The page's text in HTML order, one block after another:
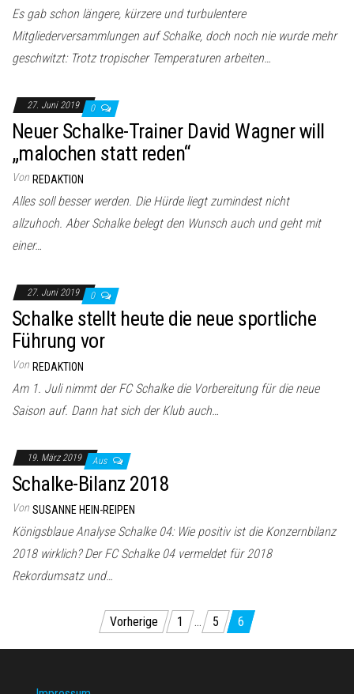
Es gab schon längere, kürzere und turbulentere
Mitgliederversammlungen auf Schalke, doch noch nie wurde mehr
geschwitzt: Trotz tropischer Temperaturen arbeiten…
27. Juni 2019 0
Neuer Schalke-Trainer David Wagner will
„malochen statt reden“
Von REDAKTION
Alles soll besser werden. Die Hürde liegt zumindest nicht
allzuhoch. Aber Schalke belegt den Wunsch auch und geht mit
einer…
27. Juni 2019 0
Schalke stellt heute die neue sportliche
Führung vor
Von REDAKTION
Am 1. Juli nimmt der FC Schalke die Vorbereitung für die neue
Saison auf. Dann hat sich der Klub auch…
19. März 2019 Aus
Schalke-Bilanz 2018
Von SUSANNE HEIN-REIPEN
Königsblaue Analyse Schalke 04: Wie positiv ist die Konzernbilanz
2018 wirklich? Der FC Schalke 04 vermeldet für 2018
Rekordumsatz und…
Seitennummerierung
der
Vorherige 1 … 5 6